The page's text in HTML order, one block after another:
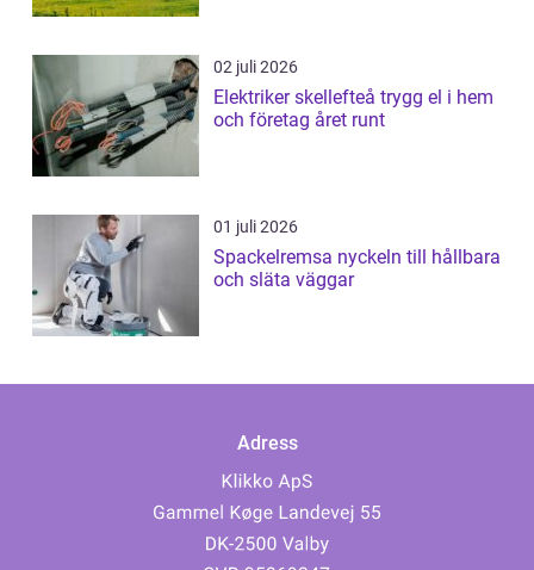
02 juli 2026
Elektriker skellefteå trygg el i hem
och företag året runt
01 juli 2026
Spackelremsa nyckeln till hållbara
och släta väggar
Adress